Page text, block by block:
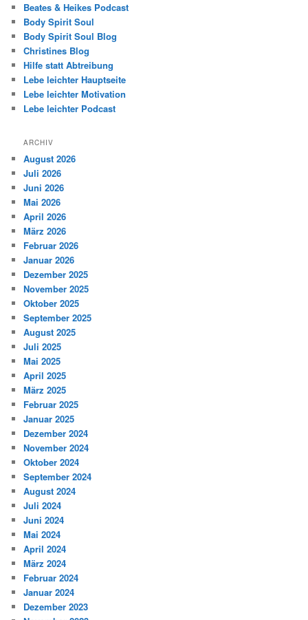
Beates & Heikes Podcast
Body Spirit Soul
Body Spirit Soul Blog
Christines Blog
Hilfe statt Abtreibung
Lebe leichter Hauptseite
Lebe leichter Motivation
Lebe leichter Podcast
ARCHIV
August 2026
Juli 2026
Juni 2026
Mai 2026
April 2026
März 2026
Februar 2026
Januar 2026
Dezember 2025
November 2025
Oktober 2025
September 2025
August 2025
Juli 2025
Mai 2025
April 2025
März 2025
Februar 2025
Januar 2025
Dezember 2024
November 2024
Oktober 2024
September 2024
August 2024
Juli 2024
Juni 2024
Mai 2024
April 2024
März 2024
Februar 2024
Januar 2024
Dezember 2023